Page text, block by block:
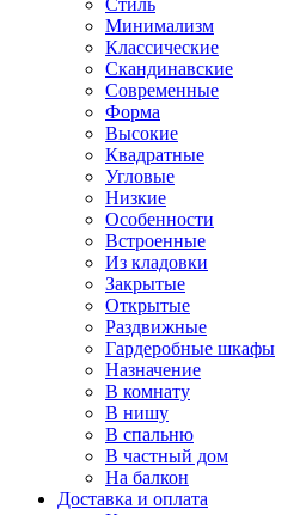
Стиль
Минимализм
Классические
Скандинавские
Современные
Форма
Высокие
Квадратные
Угловые
Низкие
Особенности
Встроенные
Из кладовки
Закрытые
Открытые
Раздвижные
Гардеробные шкафы
Назначение
В комнату
В нишу
В спальню
В частный дом
На балкон
Доставка и оплата